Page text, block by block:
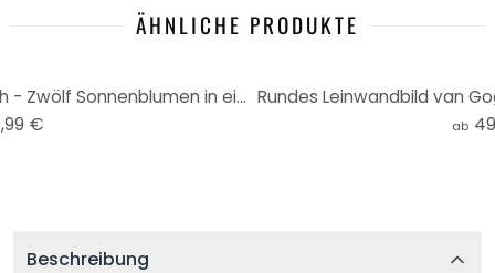
ÄHNLICHE PRODUKTE
Rundes Leinwandbild van Gogh - Zwölf Sonnenblumen in einer Vase
€
Rundes Leinwandbild van
ab
Beschreibung